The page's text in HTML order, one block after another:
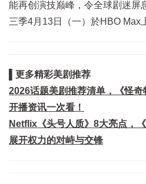
能再创演技巅峰，令全球剧迷屏
三季4月13日（一）於HBO Max
▌更多精彩美剧推荐
2026话题美剧推荐清单，《怪奇
开播资讯一次看！
Netflix《头号人质》8大亮点，
展开权力的对峙与交锋